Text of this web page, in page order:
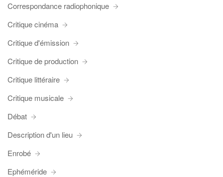
Correspondance radiophonique
Critique cinéma
Critique d'émission
Critique de production
Critique littéraire
Critique musicale
Débat
Description d'un lieu
Enrobé
Ephéméride